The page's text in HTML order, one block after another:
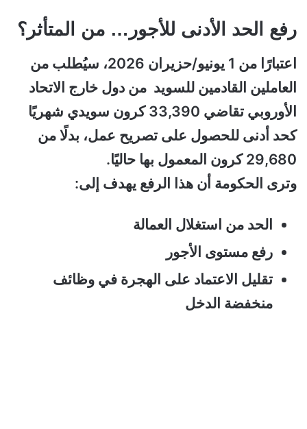
رفع الحد الأدنى للأجور… من المتأثر؟
اعتبارًا من 1 يونيو/حزيران 2026، سيُطلب من
العاملين القادمين للسويد من دول خارج الاتحاد
الأوروبي تقاضي 33,390 كرون سويدي شهريًا
كحد أدنى للحصول على تصريح عمل، بدلًا من
29,680 كرون المعمول بها حاليًا.
وترى الحكومة أن هذا الرفع يهدف إلى:
الحد من استغلال العمالة
رفع مستوى الأجور
تقليل الاعتماد على الهجرة في وظائف
منخفضة الدخل